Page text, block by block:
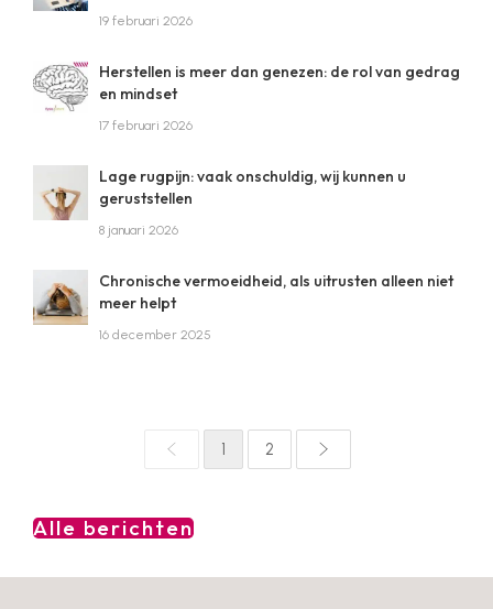
19 februari 2026
Herstellen is meer dan genezen: de rol van gedrag
en mindset
17 februari 2026
Lage rugpijn: vaak onschuldig, wij kunnen u
geruststellen
8 januari 2026
Chronische vermoeidheid, als uitrusten alleen niet
meer helpt
16 december 2025
1 2
Alle berichten